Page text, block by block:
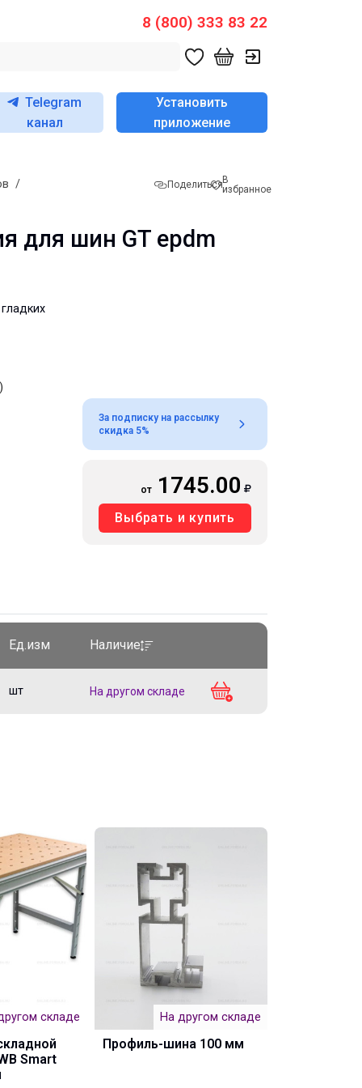
8 (800) 333 83 22
Telegram
канал
Установить
приложение
ПоделитьсяВ
избранное
/
для шин GT epdm
За подписку на рассылку
скидка 5%
от 1745.00
Выбрать и купить
Ед.изм Наличие
шт На другом складе
складе
Smart
На другом складе
Профиль-шина 100 мм